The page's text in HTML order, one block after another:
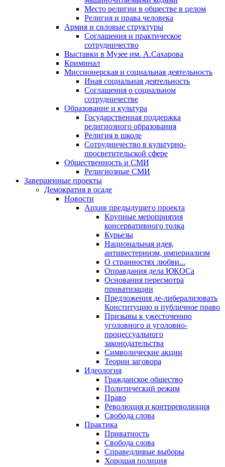
Место религии в обществе в целом
Религия и права человека
Армия и силовые структуры
Соглашения и практическое
сотрудничество
Выставки в Музее им. А.Сахарова
Криминал
Миссионерская и социальная деятельность
Иная социальная деятельность
Соглашения о социальном
сотрудничестве
Образование и культура
Государственная поддержка
религиозного образования
Религия в школе
Сотрудничество в культурно-
просветительской сфере
Общественность и СМИ
Религиозные СМИ
Завершенные проекты
Демократия в осаде
Новости
Архив предыдущего проекта
Крупные мероприятия
консервативного толка
Курьезы
Национальная идея,
антивестернизм, империализм
О странностях любви...
Оправдания дела ЮКОСа
Основания пересмотра
приватизации
Предложения де-либерализовать
Конституцию и публичное право
Призывы к ужесточению
уголовного и уголовно-
процессуального
законодательства
Символические акции
Теории заговора
Идеология
Гражданское общество
Политический режим
Право
Революция и контрреволюция
Свобода слова
Практика
Приватность
Свобода слова
Справедливые выборы
Хорошая полиция